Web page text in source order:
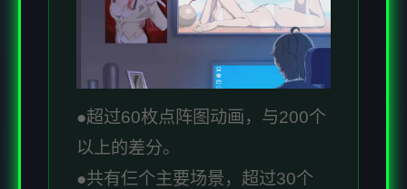
●超过60枚点阵图动画，与200个
以上的差分。
●共有仨个主要场景，超过30个